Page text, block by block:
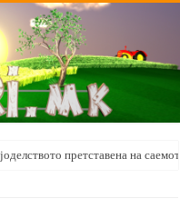
претставена на